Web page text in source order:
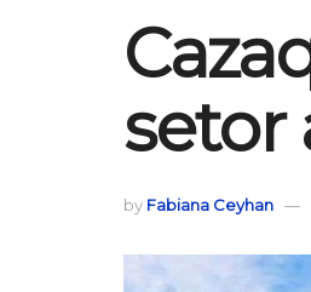
setor
by Fabiana Ceyhan